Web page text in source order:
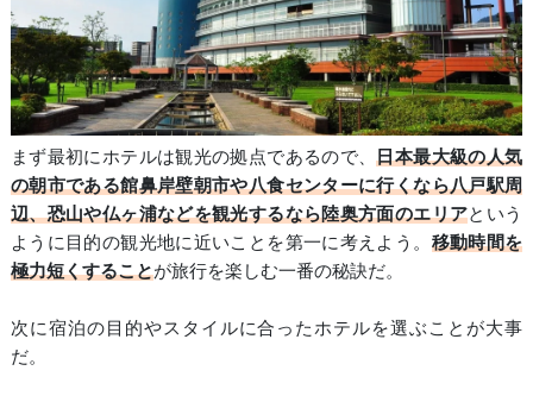
まず最初にホテルは観光の拠点であるので、日本最大級の人気
の朝市である館鼻岸壁朝市や八食センターに行くなら八戸駅周
辺、恐山や仏ヶ浦などを観光するなら陸奥方面のエリアという
ように目的の観光地に近いことを第一に考えよう。 移動時間を
極力短くすることが旅行を楽しむ一番の秘訣だ。
次に宿泊の目的やスタイルに合ったホテルを選ぶことが大事
だ。